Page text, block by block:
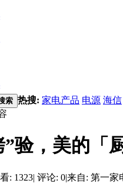
索 热搜: 家电产品 电源 海信
验，美的「
: 1323| 评论: 0|来自: 第一家